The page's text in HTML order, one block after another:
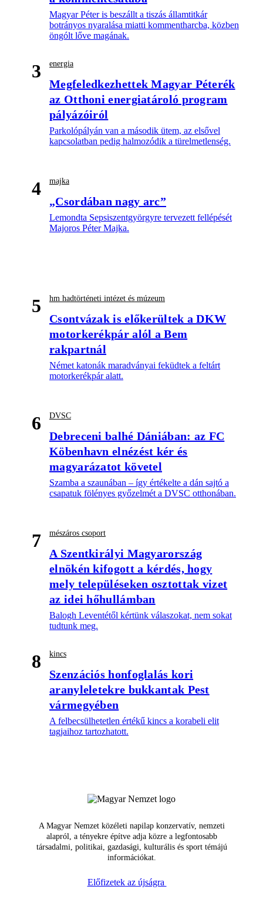
Magyar Péter is beszállt a tiszás államtitkár
botrányos nyaralása miatti kommentharcba, közben
öngólt lőve magának.
3 energia
Megfeledkezhettek Magyar Péterék
az Otthoni energiatároló program
pályázóiról
Parkolópályán van a második ütem, az elsővel
kapcsolatban pedig halmozódik a türelmetlenség.
4 majka
„Csordában nagy arc”
Lemondta Sepsiszentgyörgyre tervezett fellépését
Majoros Péter Majka.
5 hm hadtörténeti intézet és múzeum
Csontvázak is előkerültek a DKW
motorkerékpár alól a Bem
rakpartnál
Német katonák maradványai feküdtek a feltárt
motorkerékpár alatt.
6 DVSC
Debreceni balhé Dániában: az FC
Köbenhavn elnézést kér és
magyarázatot követel
Szamba a szaunában – így értékelte a dán sajtó a
csapatuk fölényes győzelmét a DVSC otthonában.
7 mészáros csoport
A Szentkirályi Magyarország
elnökén kifogott a kérdés, hogy
mely településeken osztottak vizet
az idei hőhullámban
Balogh Leventétől kértünk válaszokat, nem sokat
tudtunk meg.
8 kincs
Szenzációs honfoglalás kori
aranyleletekre bukkantak Pest
vármegyében
A felbecsülhetetlen értékű kincs a korabeli elit
tagjaihoz tartozhatott.
A Magyar Nemzet közéleti napilap konzervatív, nemzeti
alapról, a tényekre építve adja közre a legfontosabb
társadalmi, politikai, gazdasági, kulturális és sport témájú
információkat.
Előfizetek az újságra